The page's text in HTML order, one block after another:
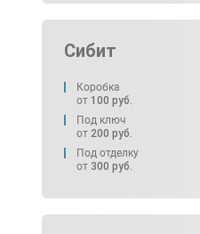
Сибит
Коробка
от 100 руб.
Под ключ
от 200 руб.
Под отделку
от 300 руб.